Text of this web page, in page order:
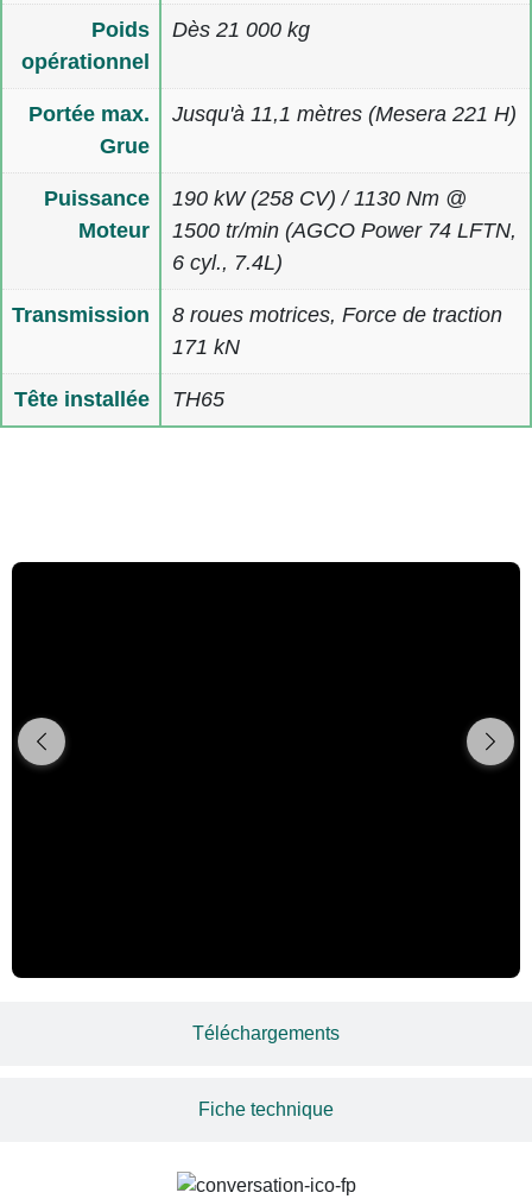
Poids
opérationnel
Dès 21 000 kg
Portée max.
Grue
Jusqu'à 11,1 mètres (Mesera 221 H)
Puissance
Moteur
190 kW (258 CV) / 1130 Nm @
1500 tr/min (AGCO Power 74 LFTN,
6 cyl., 7.4L)
Transmission
8 roues motrices, Force de traction
171 kN
Tête installée TH65
Téléchargements
Fiche technique